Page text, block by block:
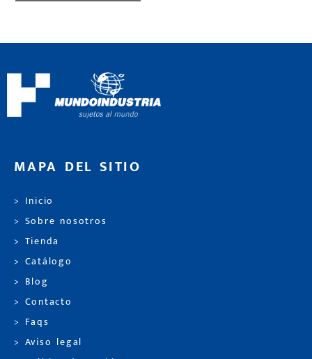
MAPA DEL SITIO
> Inicio
> Sobre nosotros
> Tienda
> Catálogo
> Blog
> Contacto
> Faqs
> Aviso legal